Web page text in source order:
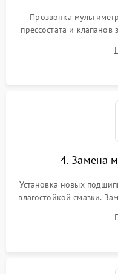
Прозвонка
прессостата и
Восстановление
4. Замена
Установка новых
влагостойкой смазки.
или